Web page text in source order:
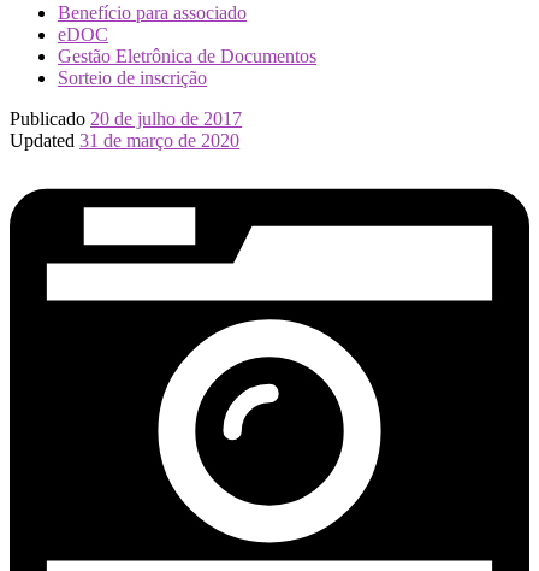
Benefício para associado
eDOC
Gestão Eletrônica de Documentos
Sorteio de inscrição
Publicado 20 de julho de 2017
Updated 31 de março de 2020